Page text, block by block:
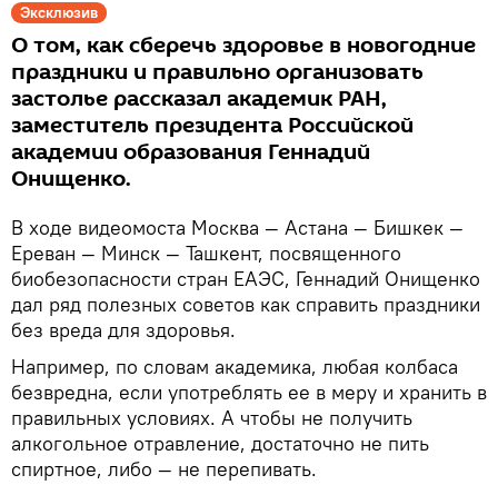
Эксклюзив
О том, как сберечь здоровье в новогодние
праздники и правильно организовать
застолье рассказал академик РАН,
заместитель президента Российской
академии образования Геннадий
Онищенко.
В ходе видеомоста Москва — Астана — Бишкек —
Ереван — Минск — Ташкент, посвященного
биобезопасности стран ЕАЭС, Геннадий Онищенко
дал ряд полезных советов как справить праздники
без вреда для здоровья.
Например, по словам академика, любая колбаса
безвредна, если употреблять ее в меру и хранить в
правильных условиях. А чтобы не получить
алкогольное отравление, достаточно не пить
спиртное, либо — не перепивать.